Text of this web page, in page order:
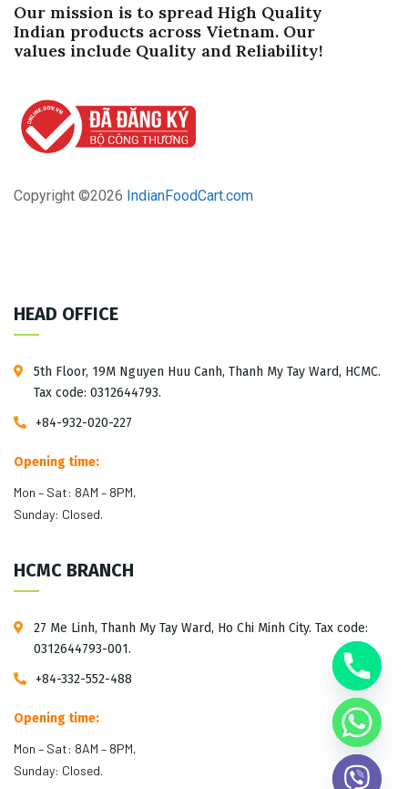
Our mission is to spread High Quality
Indian products across Vietnam. Our
values ​​include Quality and Reliability!
Copyright ©2026 IndianFoodCart.com
HEAD OFFICE
5th Floor, 19M Nguyen Huu Canh, Thanh My Tay Ward, HCMC.
Tax code: 0312644793.
+84-932-020-227
Opening time:
Mon – Sat: 8AM – 8PM,
Sunday: Closed.
HCMC BRANCH
27 Me Linh, Thanh My Tay Ward, Ho Chi Minh City. Tax code:
0312644793-001.
+84-332-552-488
Opening time:
Mon – Sat: 8AM – 8PM,
Sunday: Closed.